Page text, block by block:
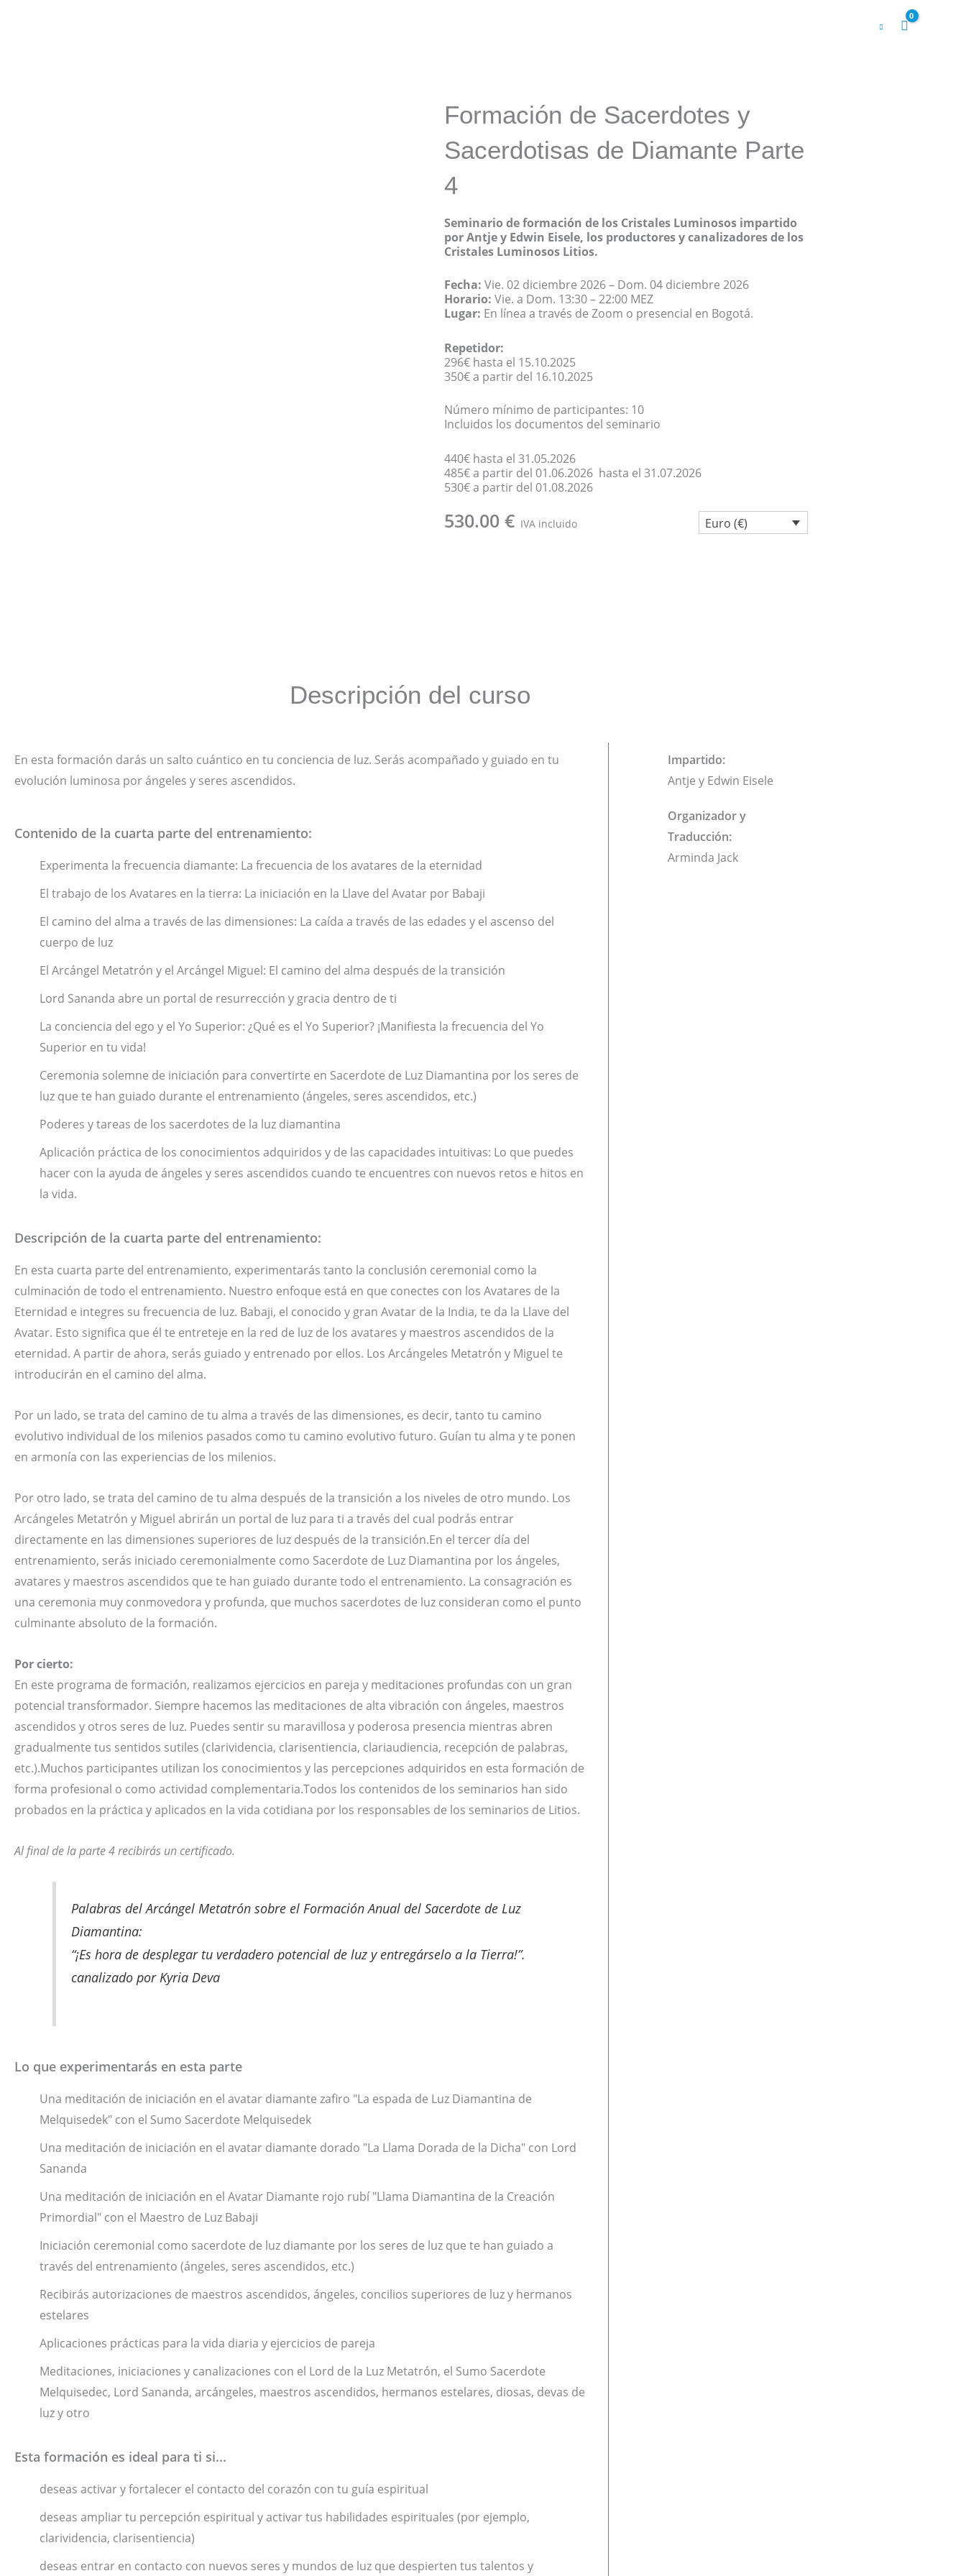
Formación de Sacerdotes y
Sacerdotisas de Diamante Parte
4
Seminario de formación de los Cristales Luminosos impartido
por Antje y Edwin Eisele, los productores y canalizadores de los
Cristales Luminosos Litios.
Fecha: Vie. 02 diciembre 2026 – Dom. 04 diciembre 2026
Horario: Vie. a Dom. 13:30 – 22:00 MEZ
Lugar: En línea a través de Zoom o presencial en Bogotá.
Repetidor:
296€ hasta el 15.10.2025
350€ a partir del 16.10.2025
Número mínimo de participantes: 10
Incluidos los documentos del seminario
440€ hasta el 31.05.2026
485€ a partir del 01.06.2026 hasta el 31.07.2026
530€ a partir del 01.08.2026
530.00 € IVA incluido
Euro (€)
Parte
Descripción del curso
En esta formación darás un salto cuántico en tu conciencia de luz. Serás acompañado y guiado en tu
evolución luminosa por ángeles y seres ascendidos.
Contenido de la cuarta parte del entrenamiento:
Experimenta la frecuencia diamante: La frecuencia de los avatares de la eternidad
El trabajo de los Avatares en la tierra: La iniciación en la Llave del Avatar por Babaji
El camino del alma a través de las dimensiones: La caída a través de las edades y el ascenso del
cuerpo de luz
El Arcángel Metatrón y el Arcángel Miguel: El camino del alma después de la transición
Lord Sananda abre un portal de resurrección y gracia dentro de ti
La conciencia del ego y el Yo Superior: ¿Qué es el Yo Superior? ¡Manifiesta la frecuencia del Yo
Superior en tu vida!
Ceremonia solemne de iniciación para convertirte en Sacerdote de Luz Diamantina por los seres de
luz que te han guiado durante el entrenamiento (ángeles, seres ascendidos, etc.)
Poderes y tareas de los sacerdotes de la luz diamantina
Aplicación práctica de los conocimientos adquiridos y de las capacidades intuitivas: Lo que puedes
hacer con la ayuda de ángeles y seres ascendidos cuando te encuentres con nuevos retos e hitos en
la vida.
Descripción de la cuarta parte del entrenamiento:
En esta cuarta parte del entrenamiento, experimentarás tanto la conclusión ceremonial como la
culminación de todo el entrenamiento. Nuestro enfoque está en que conectes con los Avatares de la
Eternidad e integres su frecuencia de luz. Babaji, el conocido y gran Avatar de la India, te da la Llave del
Avatar. Esto significa que él te entreteje en la red de luz de los avatares y maestros ascendidos de la
eternidad. A partir de ahora, serás guiado y entrenado por ellos. Los Arcángeles Metatrón y Miguel te
introducirán en el camino del alma.
Por un lado, se trata del camino de tu alma a través de las dimensiones, es decir, tanto tu camino
evolutivo individual de los milenios pasados como tu camino evolutivo futuro. Guían tu alma y te ponen
en armonía con las experiencias de los milenios.
Por otro lado, se trata del camino de tu alma después de la transición a los niveles de otro mundo. Los
Arcángeles Metatrón y Miguel abrirán un portal de luz para ti a través del cual podrás entrar
directamente en las dimensiones superiores de luz después de la transición.En el tercer día del
entrenamiento, serás iniciado ceremonialmente como Sacerdote de Luz Diamantina por los ángeles,
avatares y maestros ascendidos que te han guiado durante todo el entrenamiento. La consagración es
una ceremonia muy conmovedora y profunda, que muchos sacerdotes de luz consideran como el punto
culminante absoluto de la formación.
Por cierto:
En este programa de formación, realizamos ejercicios en pareja y meditaciones profundas con un gran
potencial transformador. Siempre hacemos las meditaciones de alta vibración con ángeles, maestros
ascendidos y otros seres de luz. Puedes sentir su maravillosa y poderosa presencia mientras abren
gradualmente tus sentidos sutiles (clarividencia, clarisentiencia, clariaudiencia, recepción de palabras,
etc.).Muchos participantes utilizan los conocimientos y las percepciones adquiridos en esta formación de
forma profesional o como actividad complementaria.Todos los contenidos de los seminarios han sido
probados en la práctica y aplicados en la vida cotidiana por los responsables de los seminarios de Litios.
Al final de la parte 4 recibirás un certificado.
Palabras del Arcángel Metatrón sobre el Formación Anual del Sacerdote de Luz
Diamantina:
“¡Es hora de desplegar tu verdadero potencial de luz y entregárselo a la Tierra!”.
canalizado por Kyria Deva
Lo que experimentarás en esta parte
Una meditación de iniciación en el avatar diamante zafiro "La espada de Luz Diamantina de
Melquisedek" con el Sumo Sacerdote Melquisedek
Una meditación de iniciación en el avatar diamante dorado "La Llama Dorada de la Dicha" con Lord
Sananda
Una meditación de iniciación en el Avatar Diamante rojo rubí "Llama Diamantina de la Creación
Primordial" con el Maestro de Luz Babaji
Iniciación ceremonial como sacerdote de luz diamante por los seres de luz que te han guiado a
través del entrenamiento (ángeles, seres ascendidos, etc.)
Recibirás autorizaciones de maestros ascendidos, ángeles, concilios superiores de luz y hermanos
estelares
Aplicaciones prácticas para la vida diaria y ejercicios de pareja
Meditaciones, iniciaciones y canalizaciones con el Lord de la Luz Metatrón, el Sumo Sacerdote
Melquisedec, Lord Sananda, arcángeles, maestros ascendidos, hermanos estelares, diosas, devas de
luz y otro
Esta formación es ideal para ti si...
deseas activar y fortalecer el contacto del corazón con tu guía espiritual
deseas ampliar tu percepción espiritual y activar tus habilidades espirituales (por ejemplo,
clarividencia, clarisentiencia)
deseas entrar en contacto con nuevos seres y mundos de luz que despierten tus talentos y
Impartido:
Antje y Edwin Eisele
Organizador y
Traducción:
Arminda Jack